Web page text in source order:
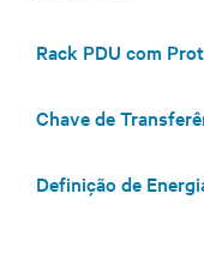
Rack PDU com
Chave de
Definição de